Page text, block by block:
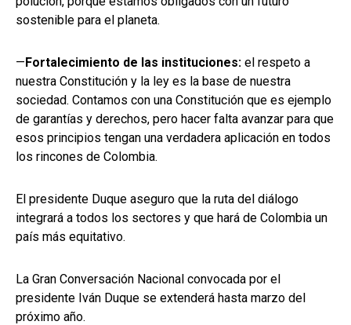
sostenible para el planeta.
—Fortalecimiento de las instituciones: el respeto a
nuestra Constitución y la ley es la base de nuestra
sociedad. Contamos con una Constitución que es ejemplo
de garantías y derechos, pero hacer falta avanzar para que
esos principios tengan una verdadera aplicación en todos
los rincones de Colombia.
El presidente Duque aseguro que la ruta del diálogo
integrará a todos los sectores y que hará de Colombia un
país más equitativo.
La Gran Conversación Nacional convocada por el
presidente Iván Duque se extenderá hasta marzo del
próximo año.